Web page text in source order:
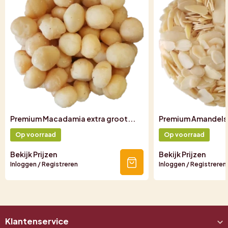
Premium Macadamia extra groot...
Op voorraad
Bekijk Prijzen
Inloggen / Registreren
Premium
Op voorraad
Bekijk Prijzen
Inloggen / Registreren
Klantenservice